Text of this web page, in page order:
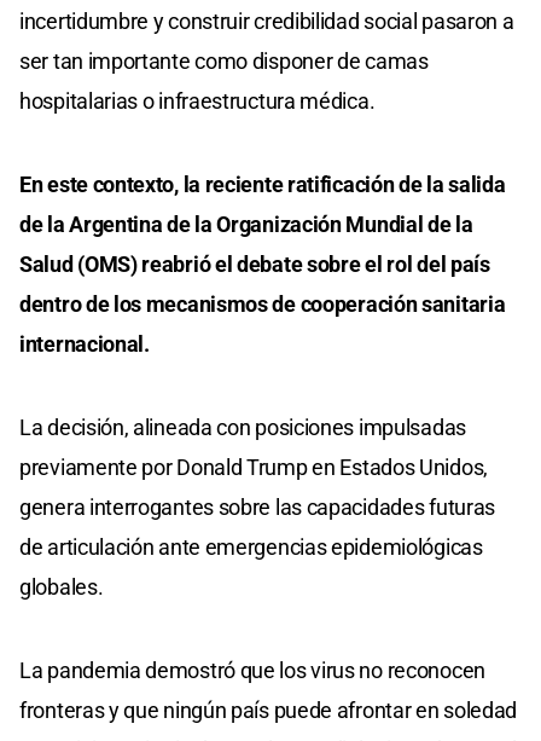
incertidumbre y construir credibilidad social pasaron a
ser tan importante como disponer de camas
hospitalarias o infraestructura médica.
En este contexto, la reciente ratificación de la salida
de la Argentina de la Organización Mundial de la
Salud (OMS) reabrió el debate sobre el rol del país
dentro de los mecanismos de cooperación sanitaria
internacional.
La decisión, alineada con posiciones impulsadas
previamente por Donald Trump en Estados Unidos,
genera interrogantes sobre las capacidades futuras
de articulación ante emergencias epidemiológicas
globales.
La pandemia demostró que los virus no reconocen
fronteras y que ningún país puede afrontar en soledad